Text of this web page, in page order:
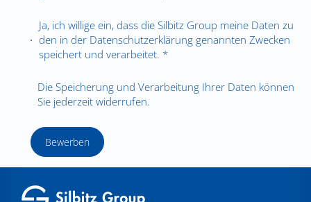
Ja, ich willige ein, dass die Silbitz Group meine Daten zu
den in der Datenschutzerklärunggenannten Zwecken
speichert und verarbeitet. *
Die Speicherung und Verarbeitung Ihrer Daten können
Sie jederzeit widerrufen.
Bewerben